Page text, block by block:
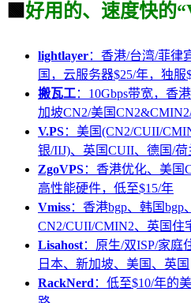
🟩 好用的、速度快的
lightlayer：香港/台湾/菲律
国，云服务器$25/年，独服
搬瓦工：10Gbps带宽，香
加坡CN2/美国
V.PS：美国(CN2/CUII/
银/IIJ)、英国CUII、德国/
ZgoVPS：香港优化、美国
高性能硬件，低至$15/年
Vmiss：香港bgp、韩国bgp
CN2/CUII/CMIN2、英国住
Lisahost：原生/双ISP/家庭
日本、新加坡、美国、英国
RackNerd ：低至$10/年的